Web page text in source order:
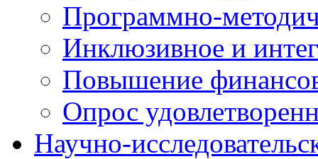
Программно-
Инклюзивное и
Повышение
Опрос
Научно-